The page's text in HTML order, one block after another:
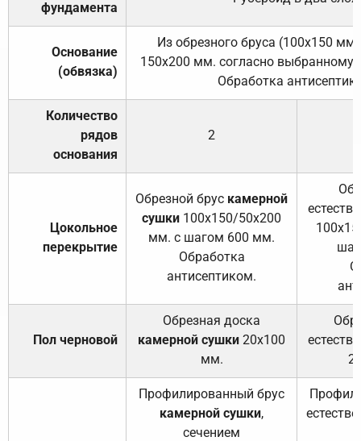
фундамента
Основание
(обвязка)
Из обрезного бруса (100х150
150х200 мм. согласно выбранному
Обработка
Количество
рядов
основания
2
Цокольное
перекрытие
Обрезной брус камерной
сушки 100х150/50х200
мм. с шагом 600 мм.
Обработка
антисептиком.
Пол черновой
Обрезная доска
камерной сушки 20х100
мм.
Профилированный брус
камерной сушки,
сечением